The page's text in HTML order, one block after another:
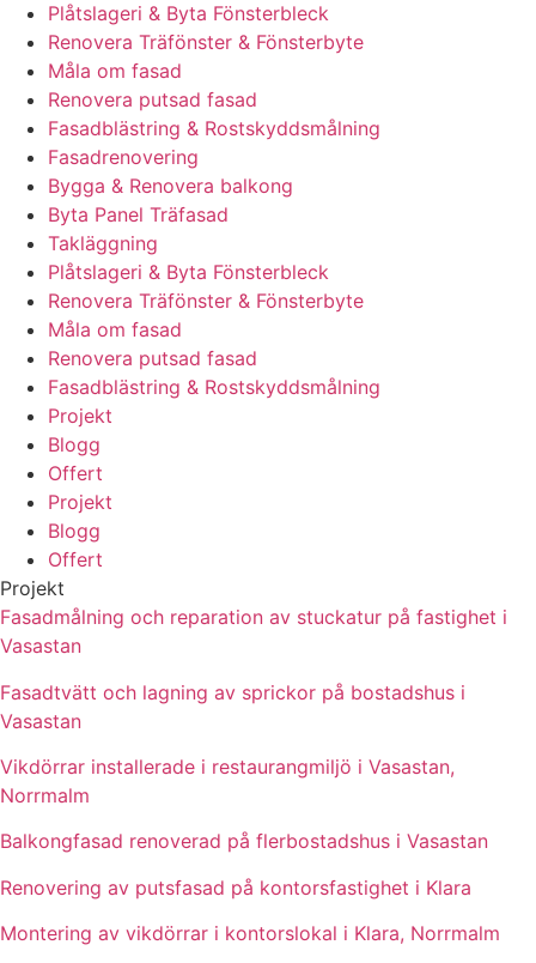
Plåtslageri & Byta Fönsterbleck
Renovera Träfönster & Fönsterbyte
Måla om fasad
Renovera putsad fasad
Fasadblästring & Rostskyddsmålning
Fasadrenovering
Bygga & Renovera balkong
Byta Panel Träfasad
Takläggning
Plåtslageri & Byta Fönsterbleck
Renovera Träfönster & Fönsterbyte
Måla om fasad
Renovera putsad fasad
Fasadblästring & Rostskyddsmålning
Projekt
Blogg
Offert
Projekt
Blogg
Offert
Projekt
Fasadmålning och reparation av stuckatur på fastighet i
Vasastan
Fasadtvätt och lagning av sprickor på bostadshus i
Vasastan
Vikdörrar installerade i restaurangmiljö i Vasastan,
Norrmalm
Balkongfasad renoverad på flerbostadshus i Vasastan
Renovering av putsfasad på kontorsfastighet i Klara
Montering av vikdörrar i kontorslokal i Klara, Norrmalm